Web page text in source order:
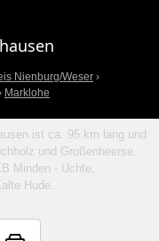
Nienburg/Weser ›
Marklohe
ist ca. 95 km lang und
und Großenheerse.
Minden - Uchte,
Hude.